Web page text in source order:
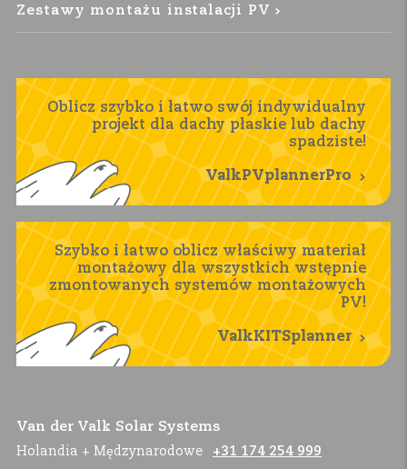
Zestawy montażu instalacji PV
Oblicz szybko i łatwo swój indywidualny
projekt dla dachy płaskie lub dachy
spadziste!
ValkPVplannerPro
Szybko i łatwo oblicz właściwy materiał
montażowy dla wszystkich wstępnie
zmontowanych systemów montażowych
PV!
ValkKITSplanner
Van der Valk Solar Systems
Holandia + Mędzynarodowe
+31 174 254 999